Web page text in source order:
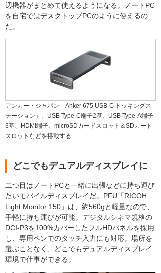
辺機器がまとめて使えるようになる。ノートPC
を自宅ではデスクトップPCのように使えるの
だ。
アンカー・ジャパン「Anker 675 USB-C ドッキングス
テーション」。USB Type-C端子2基、USB Type-A端子
3基、HDMI端子、microSDカードスロット＆SDカード
スロットなどを搭載する
どこでもデュアルディスプレイに
二つ目はノートPCと一緒に出張などに持ち運び
たいモバイルディスプレイだ。PFU「RICOH
Light Monitor 150」は、約560gと軽量なので、
手軽に持ち運びが可能。デジタルシネマ規格の
DCI-P3を100%カバーしたフルHDパネルを採用
し、専用ペンでのタッチ入力にも対応。場所を
選ぶことなく、どこでもデュアルディスプレイ
環境で仕事ができる。